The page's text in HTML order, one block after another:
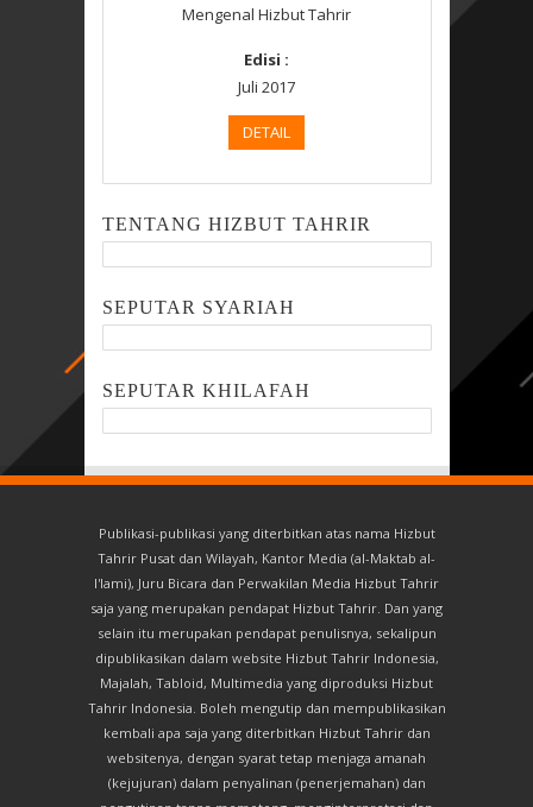
Mengenal Hizbut Tahrir
Edisi :
Juli 2017
DETAIL
TENTANG HIZBUT TAHRIR
SEPUTAR SYARIAH
SEPUTAR KHILAFAH
Publikasi-publikasi yang diterbitkan atas nama Hizbut
Tahrir Pusat dan Wilayah, Kantor Media (al-Maktab al-
I'lami), Juru Bicara dan Perwakilan Media Hizbut Tahrir
saja yang merupakan pendapat Hizbut Tahrir. Dan yang
selain itu merupakan pendapat penulisnya, sekalipun
dipublikasikan dalam website Hizbut Tahrir Indonesia,
Majalah, Tabloid, Multimedia yang diproduksi Hizbut
Tahrir Indonesia. Boleh mengutip dan mempublikasikan
kembali apa saja yang diterbitkan Hizbut Tahrir dan
websitenya, dengan syarat tetap menjaga amanah
(kejujuran) dalam penyalinan (penerjemahan) dan